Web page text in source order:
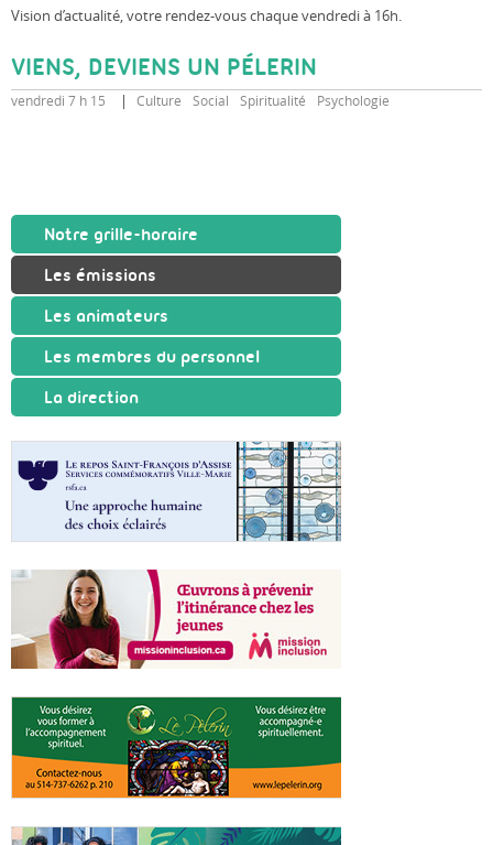
Vision d’actualité, votre rendez-vous chaque vendredi à 16h.
VIENS, DEVIENS UN PÉLERIN
vendredi 7 h 15 Culture Social Spiritualité Psychologie
Notre grille-horaire
Les émissions
Les animateurs
Les membres du personnel
La direction